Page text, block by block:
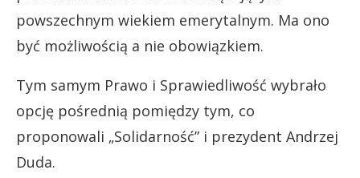
powszechnym wiekiem emerytalnym. Ma ono
być możliwością a nie obowiązkiem.
Tym samym Prawo i Sprawiedliwość wybrało
opcję pośrednią pomiędzy tym, co
proponowali „Solidarność” i prezydent Andrzej
Duda.